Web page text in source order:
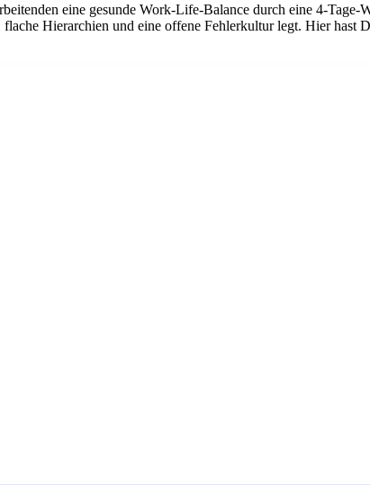
eine gesunde Work-Life-Balance durch eine 4-
Hierarchien und eine offene Fehlerkultur legt. Hier